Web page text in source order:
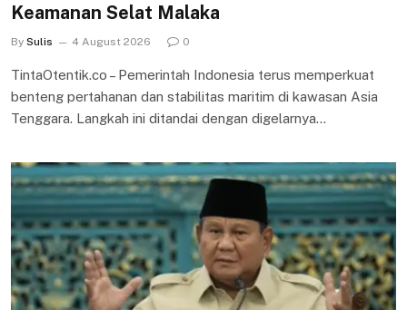
Keamanan Selat Malaka
By Sulis 4 August 2026 0
TintaOtentik.co – Pemerintah Indonesia terus memperkuat
benteng pertahanan dan stabilitas maritim di kawasan Asia
Tenggara. Langkah ini ditandai dengan digelarnya…